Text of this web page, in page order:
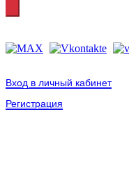
Вход в личный кабинет
Регистрация